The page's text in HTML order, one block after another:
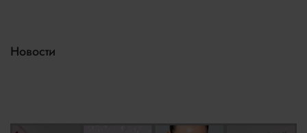
Новости